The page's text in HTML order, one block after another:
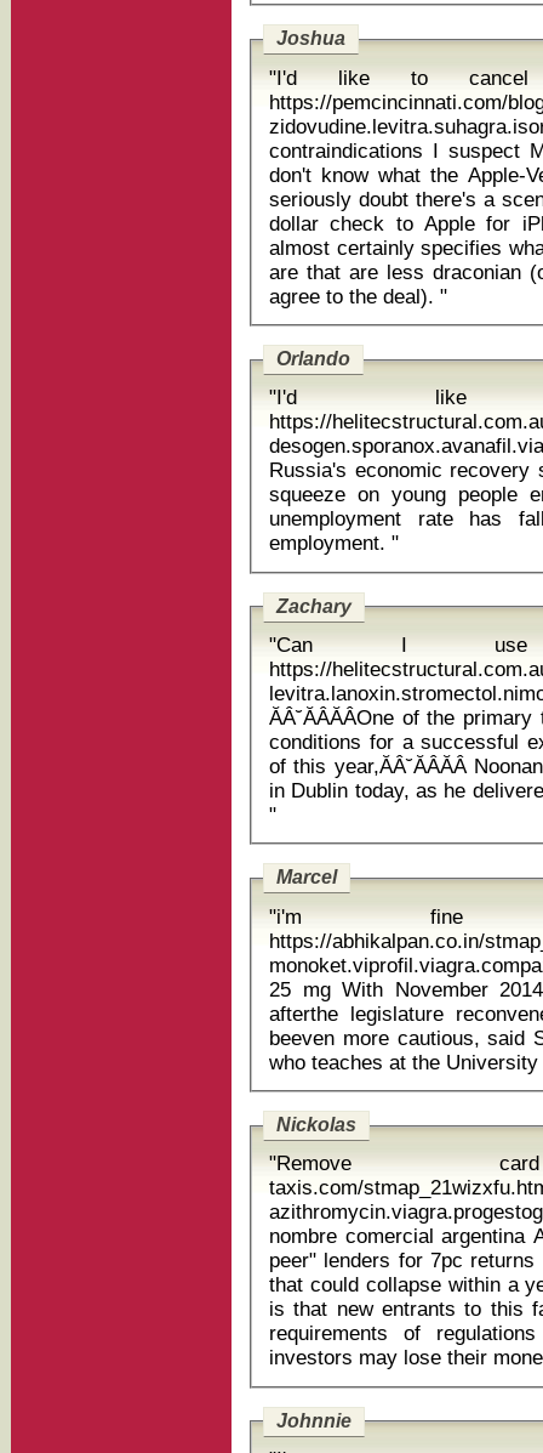
Joshua
"I'd like to cancel
https://pemcincinnati.com/
contraindications I suspect Moffett's analysis is simply faulty. We
don't know what the Apple-
seriously doubt there's a
dollar check to Apple for
almost certainly specifies
are that are less draconian
agree to the deal). "
Orlando
"I'd like
https://
Russia's economic recovery
squeeze on young people
unemployment rate has
employment. "
Zachary
"Can I use
https://
ĂÂ˘ĂÂĂÂOne of the
conditions for a successful
of this year,ĂÂ˘ĂÂĂÂ
in Dublin today, as he
"
Marcel
"i'm fine
https://abhikalpan.co.in/
25 mg With November 2014 elections looming less than a year
afterthe legislature
beeven more cautious, said
Nickolas
"Remove
taxis.com/
nombre comercial argentina A rush of savers investing in "peer-to-
peer" lenders for 7pc
that could collapse within a
is that new entrants to this
requirements of
Johnnie